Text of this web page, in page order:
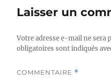
Laisser un
Votre adresse e-mail ne sera
obligatoires sont indiqués
COMMENTAIRE *